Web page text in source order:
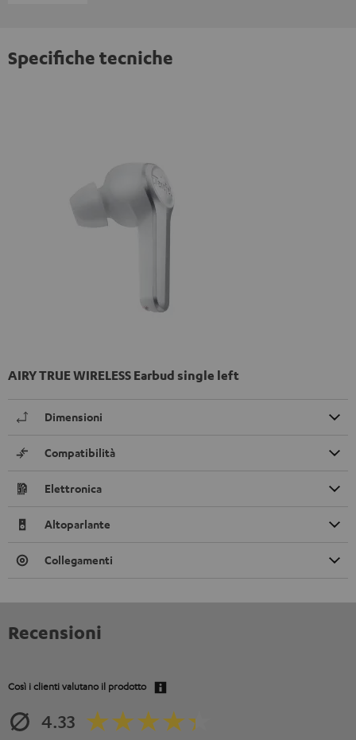
Specifiche tecniche
AIRY TRUE WIRELESS Earbud single left
Dimensioni
Compatibilità
Elettronica
Altoparlante
Collegamenti
Recensioni
Così i clienti valutano il prodotto
4.33